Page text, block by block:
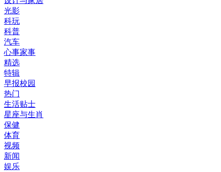
光影
科玩
科普
汽车
心事家事
精选
特辑
早报校园
热门
生活贴士
星座与生肖
保健
体育
视频
新闻
娱乐